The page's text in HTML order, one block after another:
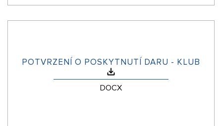
POTVRZENÍ O POSKYTNUTÍ DARU - KLUB
DOCX